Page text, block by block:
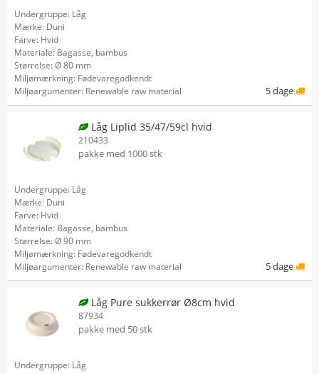
Undergruppe: Låg
Mærke: Duni
Farve: Hvid
Materiale: Bagasse, bambus
Størrelse: Ø 80 mm
Miljømærkning: Fødevaregodkendt
Miljøargumenter: Renewable raw material
5 dage
Låg Liplid 35/47/59cl hvid
210433
pakke med 1000 stk
Undergruppe: Låg
Mærke: Duni
Farve: Hvid
Materiale: Bagasse, bambus
Størrelse: Ø 90 mm
Miljømærkning: Fødevaregodkendt
Miljøargumenter: Renewable raw material
5 dage
Låg Pure sukkerrør Ø8cm hvid
87934
pakke med 50 stk
Undergruppe: Låg